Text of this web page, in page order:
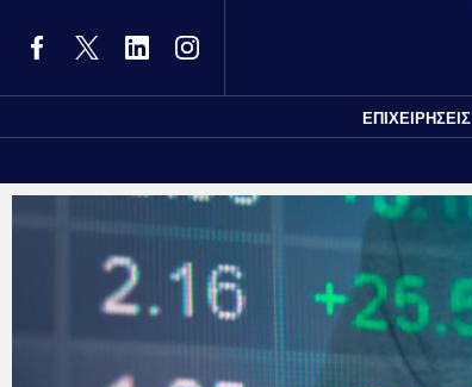
ΕΠΙΧΕΙΡΗΣΕΙΣ